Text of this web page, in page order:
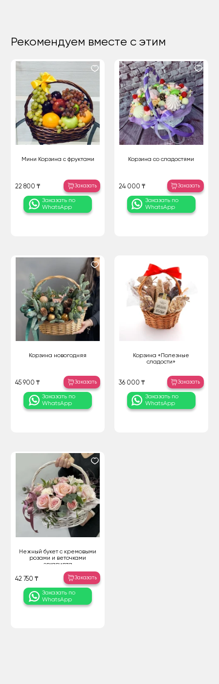
Рекомендуем вместе с этим
Мини Корзина с фруктами
22 800 ₸ Заказать
Заказать по
WhatsApp
Корзина со сладостями
24 000 ₸ Заказать
Заказать по
WhatsApp
Корзина новогодняя
45 900 ₸ Заказать
Заказать по
WhatsApp
Корзина «Полезные
сладости»
36 000 ₸ Заказать
Заказать по
WhatsApp
Нежный букет с кремовыми
розами и веточками
эвкалипта
42 750 ₸ Заказать
Заказать по
WhatsApp